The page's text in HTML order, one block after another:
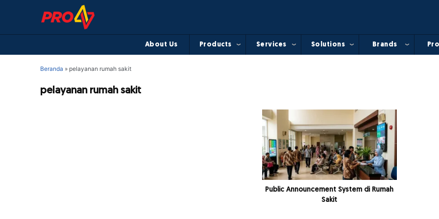
About Us Products Services Solutions Brands
Beranda » pelayanan rumah sakit
pelayanan rumah sakit
Public Announcement System di Rumah
Sakit